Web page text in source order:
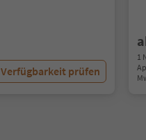
Verfügbarkeit prüfen
1